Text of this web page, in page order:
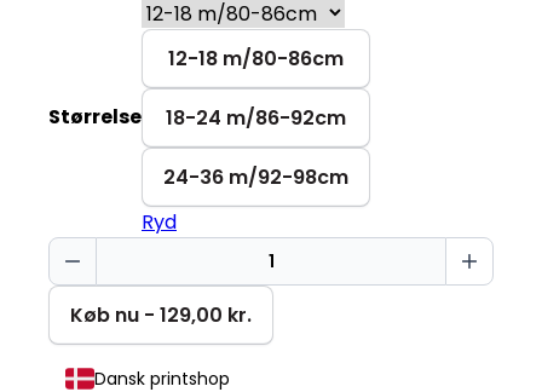
Størrelse
12-18 m/80-86cm
18-24 m/86-92cm
24-36 m/92-98cm
Ryd
Sød
tiger
Baby
Creator
antal
Køb nu - 129,00 kr.
Dansk printshop